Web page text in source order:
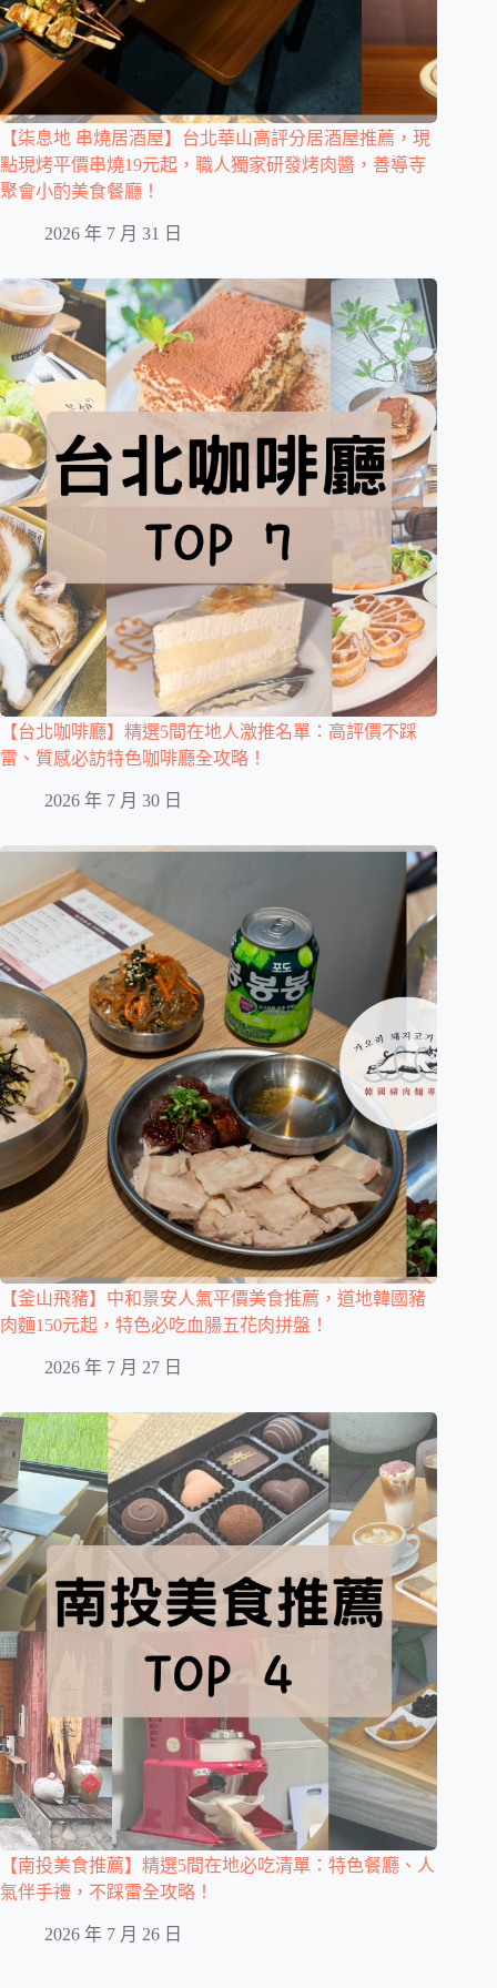
【柒息地 串燒居酒屋】台北華山高評分居酒屋推薦，現
點現烤平價串燒19元起，職人獨家研發烤肉醬，善導寺
聚會小酌美食餐廳！
2026 年 7 月 31 日
【台北咖啡廳】精選5間在地人激推名單：高評價不踩
雷、質感必訪特色咖啡廳全攻略！
2026 年 7 月 30 日
【釜山飛豬】中和景安人氣平價美食推薦，道地韓國豬
肉麵150元起，特色必吃血腸五花肉拼盤！
2026 年 7 月 27 日
【南投美食推薦】精選5間在地必吃清單：特色餐廳、人
氣伴手禮，不踩雷全攻略！
2026 年 7 月 26 日